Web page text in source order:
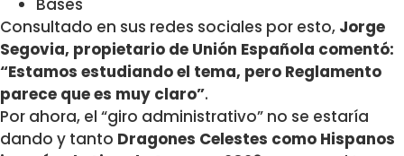
Bases
Consultado en sus redes sociales por esto, Jorge
Segovia, propietario de Unión Española comentó:
“Estamos estudiando el tema, pero Reglamento
parece que es muy claro”.
Por ahora, el “giro administrativo” no se estaría
dando y tanto Dragones Celestes como Hispanos